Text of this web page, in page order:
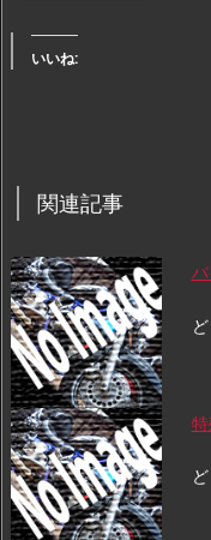
いいね:
関連記事